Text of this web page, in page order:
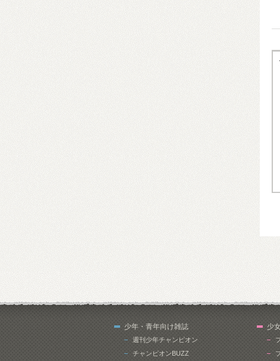
少年・青年向け雑誌
週刊少年チャンピオン
チャンピオンBUZZ
少